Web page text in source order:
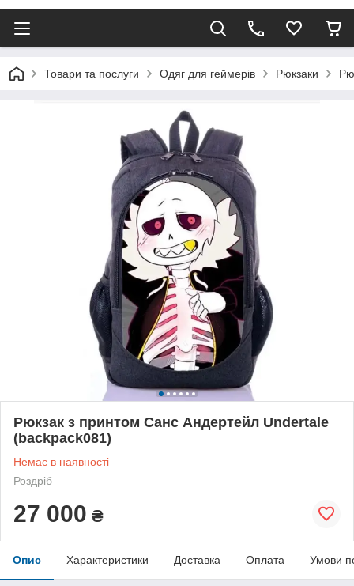
Товари та послуги Одяг для геймерів Рюкзаки
Рюкзак з принтом Санс Андертейл Undertale
(backpack081)
Немає в наявності
Роздріб
27 000 ₴
Опис Характеристики Доставка Оплата Умови